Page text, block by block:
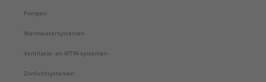
Pompen
Warmwatersystemen
Ventilatie- en WTW-systemen
Zonlichtsystemen